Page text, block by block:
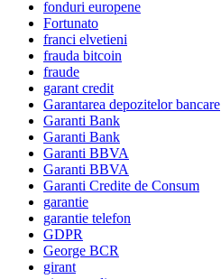
fonduri europene
Fortunato
franci elvetieni
frauda bitcoin
fraude
garant credit
Garantarea depozitelor bancare
Garanti Bank
Garanti Bank
Garanti BBVA
Garanti BBVA
Garanti Credite de Consum
garantie
garantie telefon
GDPR
George BCR
girant